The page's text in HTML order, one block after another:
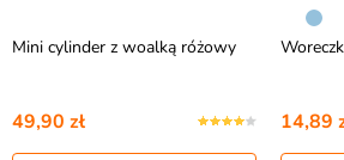
Mini cylinder z woalką różowy
49,90 zł 14,89